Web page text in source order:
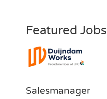
Featured Jobs
Salesmanager